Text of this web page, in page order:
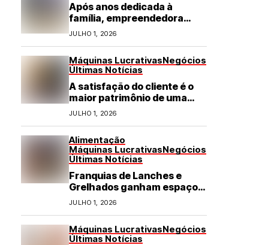
Após anos dedicada à
família, empreendedora
transforma franquia de
turismo em negócio de
JULHO 1, 2026
Máquinas LucrativasNegócios
Últimas Notícias
A satisfação do cliente é o
maior patrimônio de uma
franquia
JULHO 1, 2026
Alimentação
Máquinas LucrativasNegócios
Últimas Notícias
Franquias de Lanches e
Grelhados ganham espaço
com demanda por refeições
rápidas e de qualidade
JULHO 1, 2026
Máquinas LucrativasNegócios
Últimas Notícias